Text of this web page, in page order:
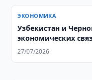
ЭКОНОМИКА
Узбекистан и
экономических
27/07/2026